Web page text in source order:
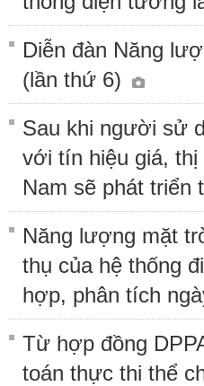
Diễn đàn Năng
(lần thứ 6)
Sau khi người sử
với tín hiệu giá,
Nam sẽ phát triển
Năng lượng mặt
thụ của hệ thống
hợp, phân tích
Từ hợp đồng
toán thực thi thể